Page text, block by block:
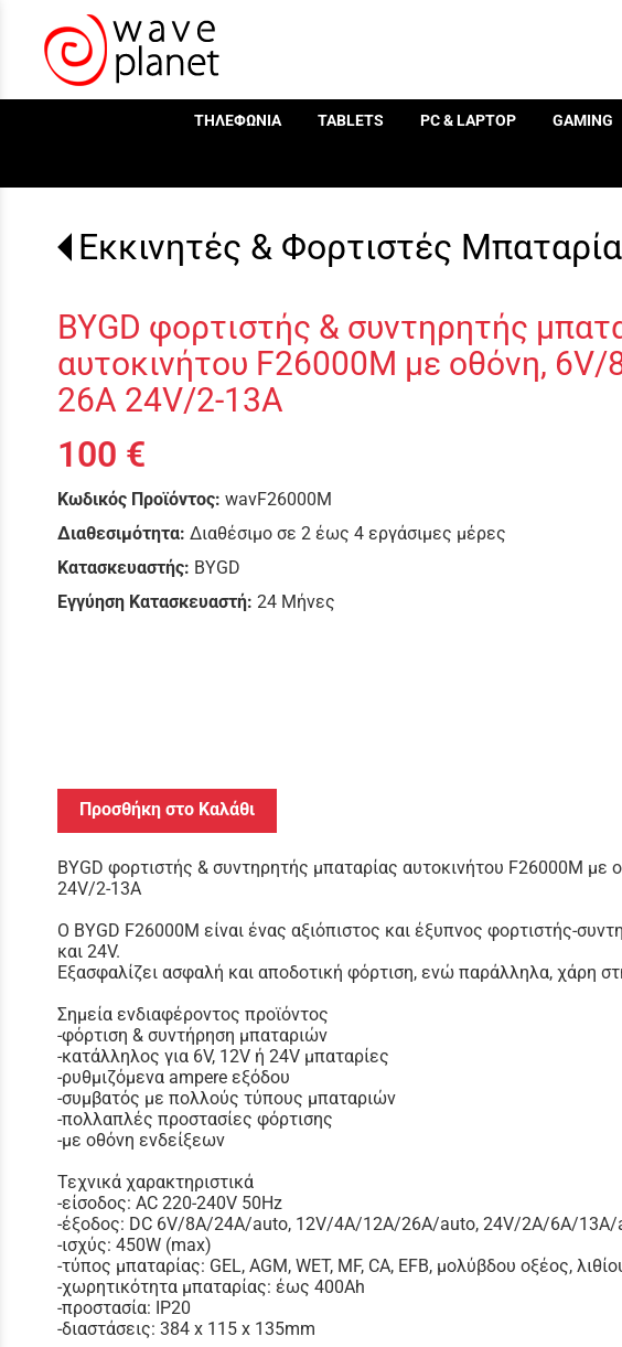
ΤΗΛΕΦΩΝΙΑ TABLETS PC & LAPTOP GAMING
Εκκινητές & Φορτιστές
BYGD φορτιστής & συντηρητής
αυτοκινήτου F26000M με οθόνη,
26A 24V/2-13A
100 €
Κωδικός Προϊόντος: wavF26000M
Διαθεσιμότητα: Διαθέσιμο σε 2 έως 4 εργάσιμες μέρες
Κατασκευαστής: BYGD
Εγγύηση Κατασκευαστή: 24 Μήνες
Προσθήκη στο Καλάθι
BYGD φορτιστής & συντηρητής μπαταρίας αυτοκινήτου F26000M με
24V/2-13A
Ο BYGD F26000M είναι ένας αξιόπιστος και έξυπνος φορτιστής-
και 24V.
Εξασφαλίζει ασφαλή και αποδοτική φόρτιση, ενώ παράλληλα, χάρη
Σημεία ενδιαφέροντος προϊόντος
-φόρτιση & συντήρηση μπαταριών
-κατάλληλος για 6V, 12V ή 24V μπαταρίες
-ρυθμιζόμενα ampere εξόδου
-συμβατός με πολλούς τύπους μπαταριών
-πολλαπλές προστασίες φόρτισης
-με οθόνη ενδείξεων
Τεχνικά χαρακτηριστικά
-είσοδος: AC 220-240V 50Hz
-έξοδος: DC 6V/8A/24A/auto, 12V/4A/12A/26A/auto, 24V/2A/6A/13A/
-ισχύς: 450W (max)
-τύπος μπαταρίας: GEL, AGM, WET, MF, CA, EFB, μολύβδου οξέος,
-χωρητικότητα μπαταρίας: έως 400Ah
-προστασία: IP20
-διαστάσεις: 384 x 115 x 135mm